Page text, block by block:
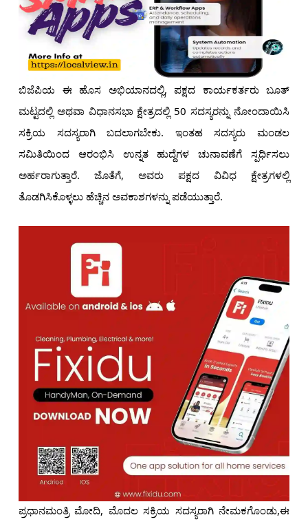
ಬಿಜೆಪಿಯ ಈ ಹೊಸ ಅಭಿಯಾನದಲ್ಲಿ, ಪಕ್ಷದ ಕಾರ್ಯಕರ್ತರು ಬೂತ್
ಮಟ್ಟದಲ್ಲಿ ಅಥವಾ ವಿಧಾನಸಭಾ ಕ್ಷೇತ್ರದಲ್ಲಿ 50 ಸದಸ್ಯರನ್ನು ನೋಂದಾಯಿಸಿ
ಸಕ್ರಿಯ ಸದಸ್ಯರಾಗಿ ಬದಲಾಗಬೇಕು. ಇಂತಹ ಸದಸ್ಯರು ಮಂಡಲ
ಸಮಿತಿಯಿಂದ ಆರಂಭಿಸಿ ಉನ್ನತ ಹುದ್ದೆಗಳ ಚುನಾವಣೆಗೆ ಸ್ಪರ್ಧಿಸಲು
ಅರ್ಹರಾಗುತ್ತಾರೆ. ಜೊತೆಗೆ, ಅವರು ಪಕ್ಷದ ವಿವಿಧ ಕ್ಷೇತ್ರಗಳಲ್ಲಿ
ತೊಡಗಿಸಿಕೊಳ್ಳಲು ಹೆಚ್ಚಿನ ಅವಕಾಶಗಳನ್ನು ಪಡೆಯುತ್ತಾರೆ.
ಪ್ರಧಾನಮಂತ್ರಿ ಮೋದಿ, ಮೊದಲ ಸಕ್ರಿಯ ಸದಸ್ಯರಾಗಿ ನೇಮಕಗೊಂಡು,ಈ